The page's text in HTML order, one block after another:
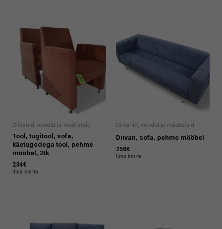
Diivanid, voodid ja madratsid
Tool, tugitool, sofa,
käetugedega tool, pehme
mööbel, 2tk
234€
Ilma km-ta
Diivanid, voodid ja madratsid
Diivan, sofa, pehme mööbel
258€
Ilma km-ta